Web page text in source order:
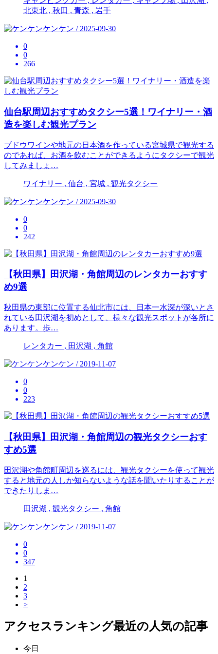
北東北 , 秋田 , 青森 , 岩手
ケンケン / 2025-09-30
0
0
266
仙台駅周辺おすすめタクシー5選！ワイナリー・酒
造を楽しむ観光プラン
ブドウワインや地元の日本酒を作っている宮城県で観光する
のであれば、お酒を飲むことができるようにタクシーで観光
してみましょ…
ワイナリー , 仙台 , 宮城 , 観光タクシー
ケンケン / 2025-09-30
0
0
242
【秋田県】田沢湖・角館周辺のレンタカーおすす
め9選
秋田県の東部に位置する仙北市には、日本一水深が深いとさ
れている田沢湖を初めとして、様々な観光スポットが各所に
あります。歩…
レンタカー , 田沢湖 , 角館
ケンケン / 2019-11-07
0
0
223
【秋田県】田沢湖・角館周辺の観光タクシーおす
すめ5選
田沢湖や角館町周辺を巡るには、観光タクシーを使って観光
すると地元の人しか知らないような話を聞いたりすることが
できたりしま…
田沢湖 , 観光タクシー , 角館
ケンケン / 2019-11-07
0
0
347
1
2
3
>
アクセスランキング最近の人気の記事
今日